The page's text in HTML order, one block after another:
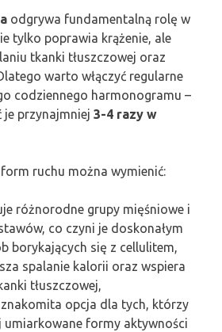
odgrywa fundamentalną rolę w
tylko poprawia krążenie, ale
tkanki tłuszczowej oraz
warto włączyć regularne
codziennego harmonogramu –
je przynajmniej 3-4 razy w
ruchu można wymienić:
różnorodne grupy mięśniowe i
co czyni je doskonałym
borykających się z cellulitem,
spalanie kalorii oraz wspiera
tłuszczowej,
opcja dla tych, którzy
umiarkowane formy aktywności